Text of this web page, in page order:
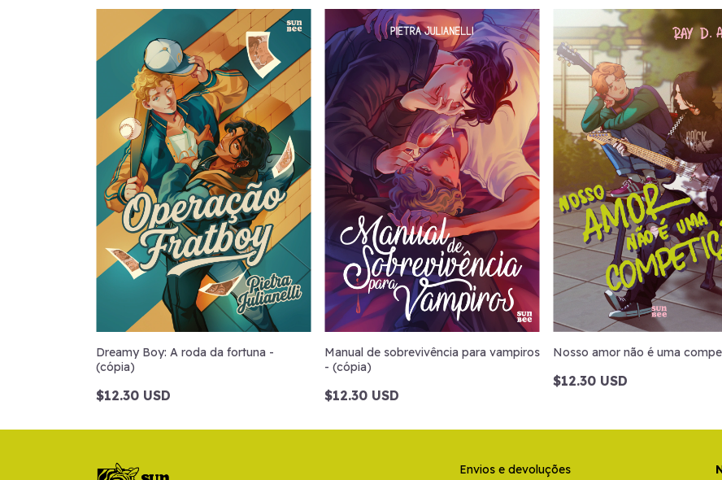
Dreamy Boy: A roda da fortuna -
(cópia)
$12.30 USD
Manual de sobrevivência para vampiros
- (cópia)
$12.30 USD
Nosso amor não é uma
$12.30 USD
Envios e devoluções